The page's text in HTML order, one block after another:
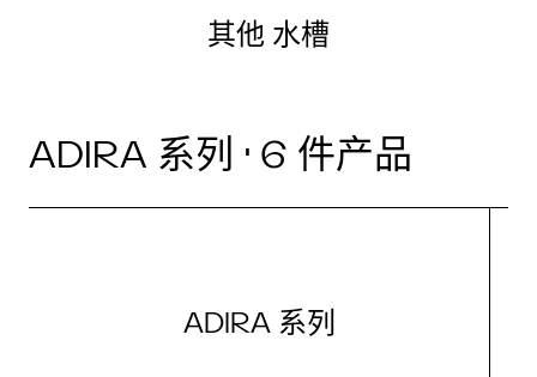
其他 水槽
ADIRA 系列 · 6 件产品
ADIRA 系列